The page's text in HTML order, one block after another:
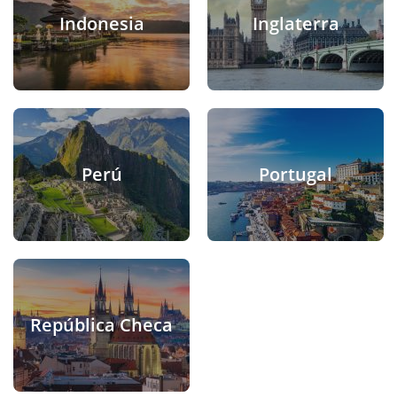
Indonesia Inglaterra
Perú Portugal
República Checa